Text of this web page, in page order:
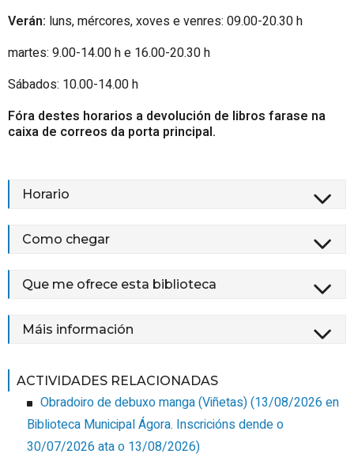
Verán: luns, mércores, xoves e venres: 09.00-20.30 h
martes: 9.00-14.00 h e 16.00-20.30 h
Sábados: 10.00-14.00 h
Fóra destes horarios a devolución de libros farase na
caixa de correos da porta principal.
Horario
Como chegar
Que me ofrece esta biblioteca
Máis información
ACTIVIDADES RELACIONADAS
Obradoiro de debuxo manga (Viñetas)(13/08/2026 en
Biblioteca Municipal Ágora. Inscricións dende o
30/07/2026 ata o 13/08/2026)